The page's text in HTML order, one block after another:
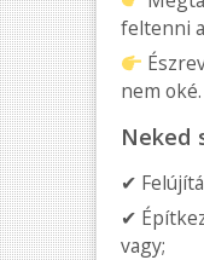
feltenni
nem oké.
Neked
✔
✔
vagy;